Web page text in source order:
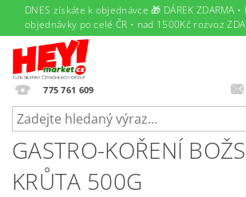
DNES získáte k objednávce 🎁 DÁREK ZDARMA •
objednávky po celé ČR • nad 1500Kč rozvoz
775 761 609
GASTRO-KOŘENÍ
KRŮTA 500G